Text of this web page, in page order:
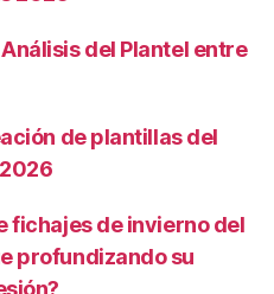
del Plantel entre
de plantillas del
fichajes de invierno del
profundizando su